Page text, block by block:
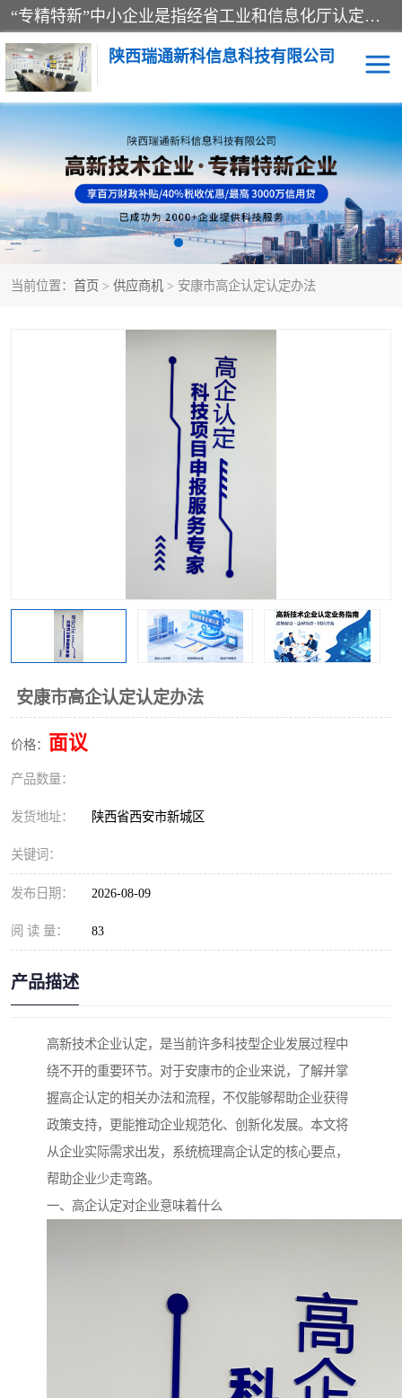
“专精特新”中小企业是指经省工业和信息化厅认定，专注于细分市场、掌握关键核心技术、创新能力强、市场占有率高、质量效益优，在专业化、精细化、特色化、新颖化等方面表现突出的中小企业。
陕西瑞通新科信息科技有限公司
当前位置： 首页 > 供应商机 > 安康市高企认定认定办法
安康市高企认定认定办法
价格： 面议
产品数量：
发货地址： 陕西省西安市新城区
关键词：
发布日期： 2026-08-09
阅 读 量： 83
产品描述
高新技术企业认定，是当前许多科技型企业发展过程中
绕不开的重要环节。对于安康市的企业来说，了解并掌
握高企认定的相关办法和流程，不仅能够帮助企业获得
政策支持，更能推动企业规范化、创新化发展。本文将
从企业实际需求出发，系统梳理高企认定的核心要点，
帮助企业少走弯路。
一、高企认定对企业意味着什么